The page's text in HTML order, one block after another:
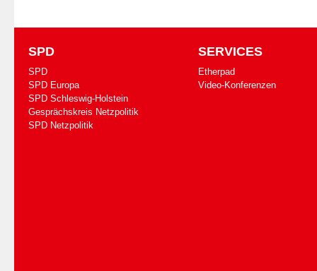
SPD
SPD
SPD Europa
SPD Schleswig-Holstein
Gesprächskreis Netzpolitik
SPD Netzpolitik
SERVICES
Etherpad
Video-Konferenzen